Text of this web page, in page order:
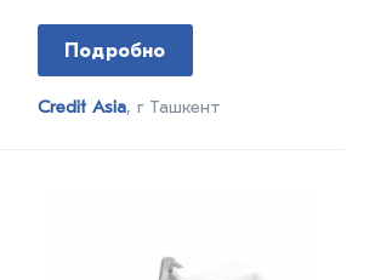
Подробно
Credit Asia, г Ташкент